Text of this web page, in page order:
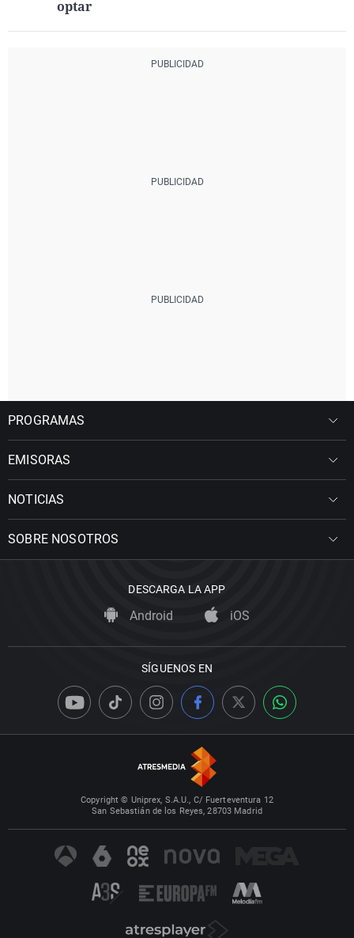
optar
PROGRAMAS
EMISORAS
NOTICIAS
SOBRE NOSOTROS
DESCARGA LA APP
Android iOS
SÍGUENOS EN
Copyright © Uniprex, S.A.U., C/ Fuerteventura 12
San Sebastián de los Reyes, 28703 Madrid